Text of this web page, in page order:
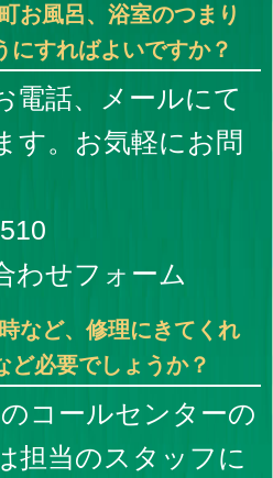
お風呂、浴室のつまり
にすればよいですか？
電話、メールにて
す。お気軽にお問
わせフォーム
など、修理にきてくれ
ど必要でしょうか？
コールセンターの
担当のスタッフに